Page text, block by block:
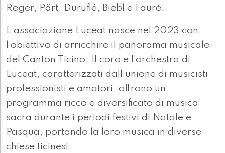
Reger, Pärt, Duruflé, Biebl e Fauré.
L’associazione Luceat nasce nel 2023 con
l’obiettivo di arricchire il panorama musicale
del Canton Ticino. Il coro e l’orchestra di
Luceat, caratterizzati dall’unione di musicisti
professionisti e amatori, offrono un
programma ricco e diversificato di musica
sacra durante i periodi festivi di Natale e
Pasqua, portando la loro musica in diverse
chiese ticinesi.